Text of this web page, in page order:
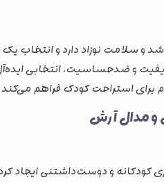
و سلامت نوزاد دارد و انتخاب
برای استراحت کودک فراهم
و مدال آرش
کودکانه و دوست‌داشتنی ایجاد